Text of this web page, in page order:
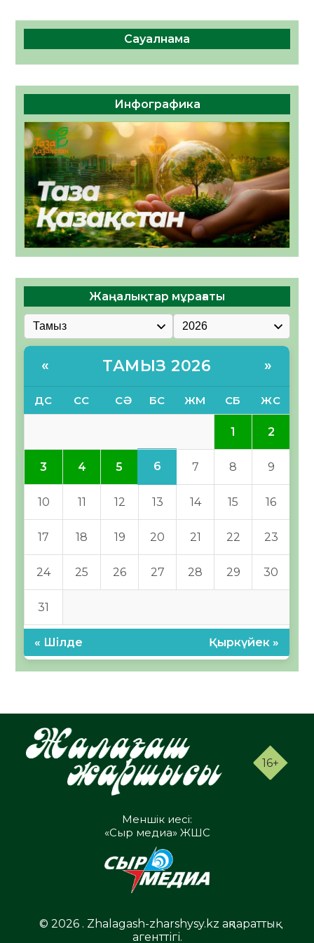
Сауалнама
Инфографика
Жаңалықтар мұрағаты
« ТАМЫЗ 2026 »
ДС СС СӘ БС ЖМ СБ ЖС
1 2
3 4 5 6 7 8 9
10 11 12 13 14 15 16
17 18 19 20 21 22 23
24 25 26 27 28 29 30
31
« Шілде Қыркүйек »
16+
Меншік иесі:
«Сыр медиа» ЖШС
© 2026 . Zhalagash-zharshysy.kz ақпараттық
агенттігі.